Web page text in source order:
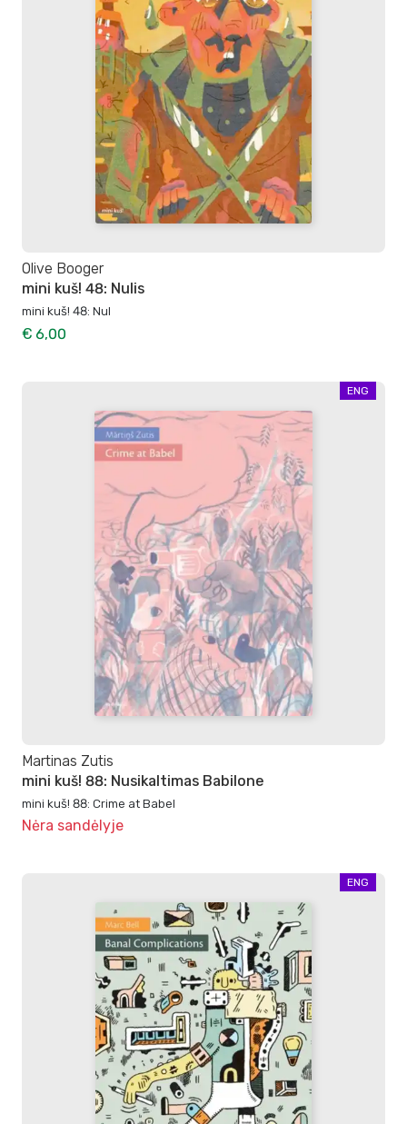
Olive Booger
mini kuš! 48: Nulis
mini kuš! 48: Nul
€ 6,00
ENG
Martinas Zutis
mini kuš! 88: Nusikaltimas Babilone
mini kuš! 88: Crime at Babel
Nėra sandėlyje
ENG